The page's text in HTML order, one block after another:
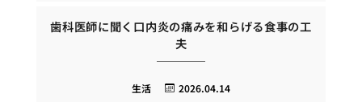
歯科医師に聞く口内炎の痛みを和らげる食事の工
夫
2026.04.14
生活